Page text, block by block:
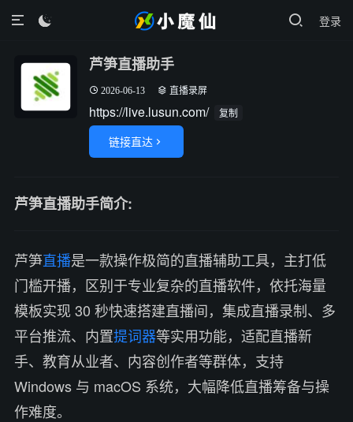
登录

芦笋直播助手
2026-06-13 直播录屏
https://live.lusun.com/ 复制
链接直达 
芦笋直播助手简介:
芦笋直播是一款操作极简的直播辅助工具，主打低
门槛开播，区别于专业复杂的直播软件，依托海量
模板实现 30 秒快速搭建直播间，集成直播录制、多
平台推流、内置提词器等实用功能，适配直播新
手、教育从业者、内容创作者等群体，支持
Windows 与 macOS 系统，大幅降低直播筹备与操
作难度。